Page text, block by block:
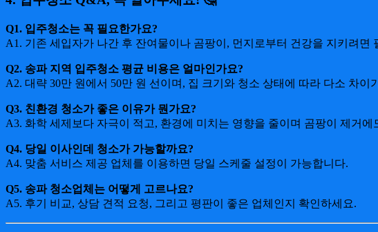
Q1. 입주청소는 꼭 필요한가요?
A1. 기존 세입자가 나간 후 잔여물이나 곰팡이, 먼지로부터 건강을 지키려면
Q2. 송파 지역 입주청소 평균 비용은 얼마인가요?
A2. 대략 30만 원에서 50만 원 선이며, 집 크기와 청소 상태에 따라 다소 차이
Q3. 친환경 청소가 좋은 이유가 뭔가요?
A3. 화학 세제보다 자극이 적고, 환경에 미치는 영향을 줄이며 곰팡이 제거에
Q4. 당일 이사인데 청소가 가능할까요?
A4. 맞춤 서비스 제공 업체를 이용하면 당일 스케줄 설정이 가능합니다.
Q5. 송파 청소업체는 어떻게 고르나요?
A5. 후기 비교, 상담 견적 요청, 그리고 평판이 좋은 업체인지 확인하세요.